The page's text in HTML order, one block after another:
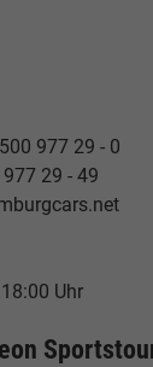
977 29 - 0
29 - 49
Uhr